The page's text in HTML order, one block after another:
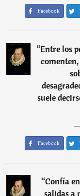
Facebook
“Entre los
suele
Facebook
“Confía
salidas a